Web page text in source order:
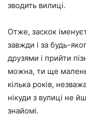
зводить вилиці.
Отже, заскок
завжди і за будь-
друзями і прийти
можна, ти ще
кілька років,
нікуди з вулиці не
знайомі.